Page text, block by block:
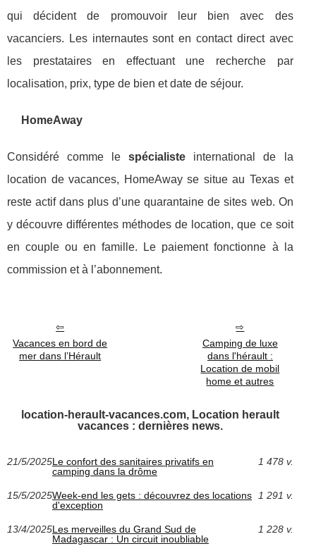
qui décident de promouvoir leur bien avec des
vacanciers. Les internautes sont en contact direct avec
les prestataires en effectuant une recherche par
localisation, prix, type de bien et date de séjour.
HomeAway
Considéré comme lespécialiste international de la
location de vacances, HomeAway se situe au Texas et
reste actif dans plus d’une quarantaine de sites web. On
y découvre différentes méthodes de location, que ce soit
en couple ou en famille. Le paiement fonctionne à la
commission et à l’abonnement.
Vacances en bord de
mer dans l’Hérault
Camping de luxe
dans l'hérault :
Location de mobil
home et autres
location-herault-vacances.com, Location herault
vacances : dernières news.
21/5/2025Le confort des sanitaires privatifs en
camping dans la drôme
1 478 v.
15/5/2025Week-end les gets : découvrez des locations
d'exception
1 291 v.
13/4/2025Les merveilles du Grand Sud de
Madagascar : Un circuit inoubliable
1 228 v.